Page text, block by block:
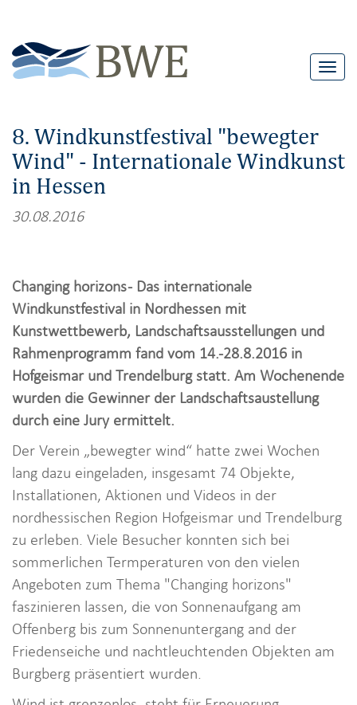
T
l
o
8. Windkunstfestival "bewegter
Wind" - Internationale Windkunst
in Hessen
30.08.2016
Changing horizons - Das internationale
Windkunstfestival in Nordhessen mit
Kunstwettbewerb, Landschaftsausstellungen und
Rahmenprogramm fand vom 14.-28.8.2016 in
Hofgeismar und Trendelburg statt. Am Wochenende
wurden die Gewinner der Landschaftsaustellung
durch eine Jury ermittelt.
Der Verein „bewegter wind“ hatte zwei Wochen
lang dazu eingeladen, insgesamt 74 Objekte,
Installationen, Aktionen und Videos in der
nordhessischen Region Hofgeismar und Trendelburg
zu erleben. Viele Besucher konnten sich bei
sommerlichen Termperaturen von den vielen
Angeboten zum Thema "Changing horizons"
faszinieren lassen, die von Sonnenaufgang am
Offenberg bis zum Sonnenuntergang and der
Friedenseiche und nachtleuchtenden Objekten am
Burgberg präsentiert wurden.